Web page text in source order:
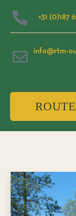
+31 (0)187
info@rtm-
ROUTE